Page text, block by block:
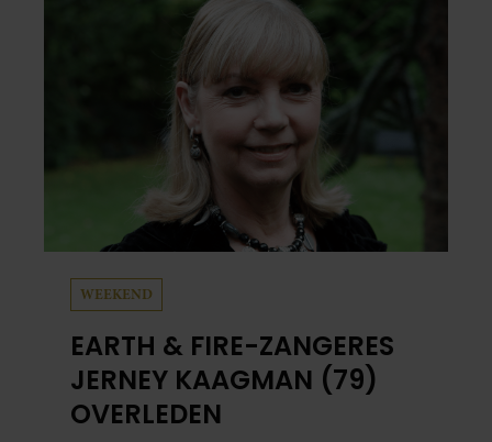
WEEKEND
EARTH & FIRE-ZANGERES
JERNEY KAAGMAN (79)
OVERLEDEN